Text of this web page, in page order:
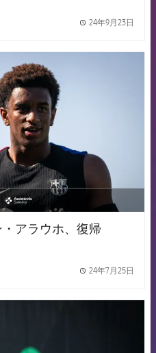
24年9月23日
asistencia
アラウホ、復帰
24年7月25日